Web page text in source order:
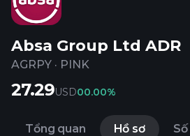
Absa Group Ltd ADR
AGRPY · PINK
27.29USD00.00%
Tổng quan Hồ sơ